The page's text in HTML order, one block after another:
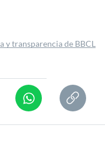
y transparencia de BBCL